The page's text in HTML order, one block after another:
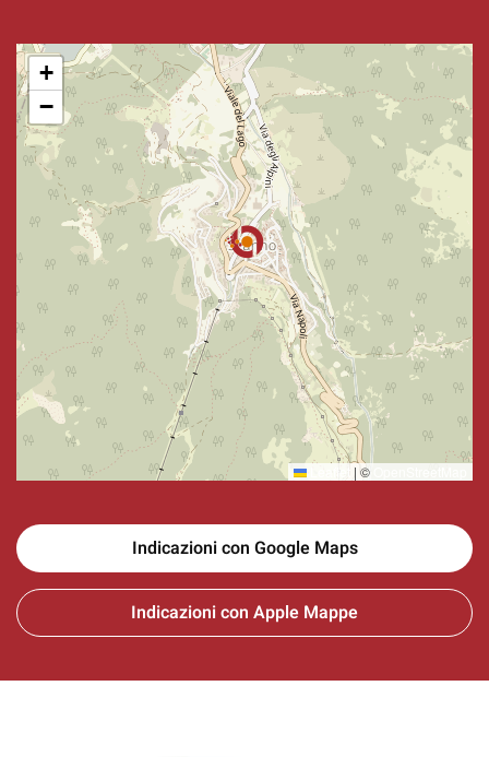
+
−
| ©
Indicazioni con Google Maps
Indicazioni con Apple Mappe